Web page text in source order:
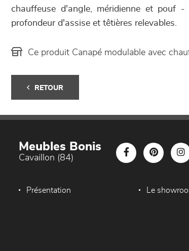
chauffeuse d'angle, méridienne et pouf
profondeur d'assise et têtières relevables.
Ce produit Canapé modulable avec
RETOUR
Meubles Bonis
Cavaillon (84)
Présentation Le